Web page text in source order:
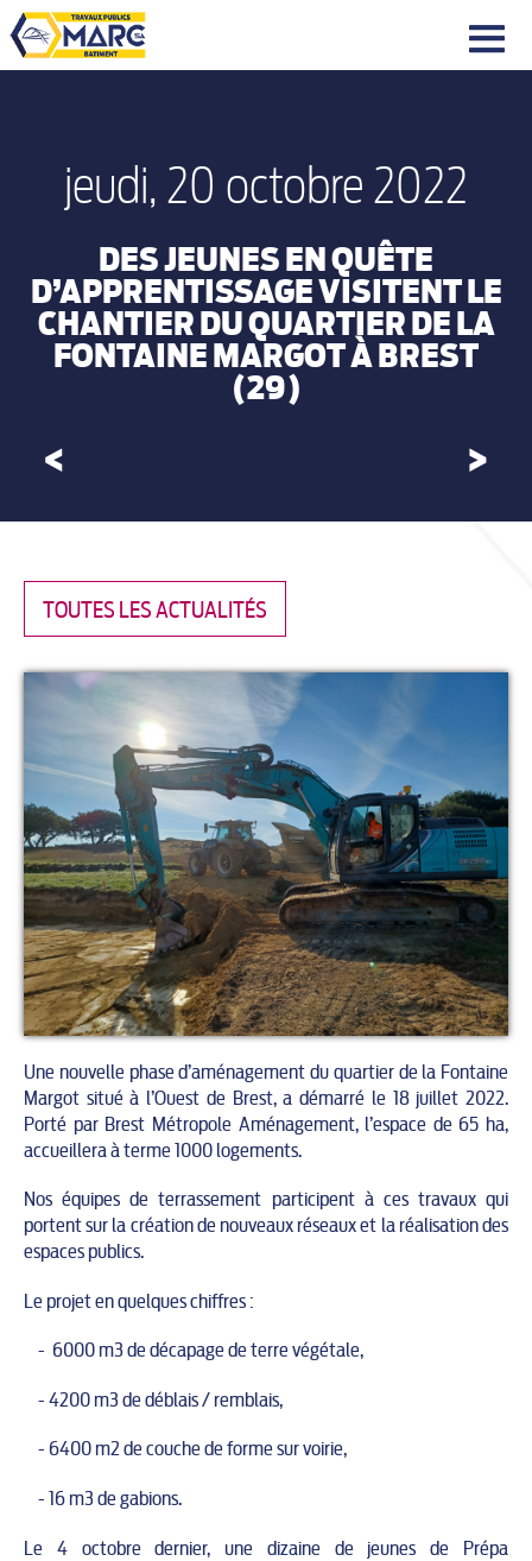
|||
jeudi, 20 octobre 2022
DES JEUNES EN QUÊTE
D’APPRENTISSAGE VISITENT LE
CHANTIER DU QUARTIER DE LA
FONTAINE MARGOT À BREST
(29)
< >
TOUTES LES ACTUALITÉS
Une nouvelle phase d’aménagement du quartier de la Fontaine
Margot situé à l’Ouest de Brest, a démarré le 18 juillet 2022.
Porté par Brest Métropole Aménagement, l’espace de 65 ha,
accueillera à terme 1000 logements.
Nos équipes de terrassement participent à ces travaux qui
portent sur la création de nouveaux réseaux et la réalisation des
espaces publics.
Le projet en quelques chiffres :
- 6000 m3 de décapage de terre végétale,
- 4200 m3 de déblais / remblais,
- 6400 m2 de couche de forme sur voirie,
- 16 m3 de gabions.
Le 4 octobre dernier, une dizaine de jeunes de Prépa